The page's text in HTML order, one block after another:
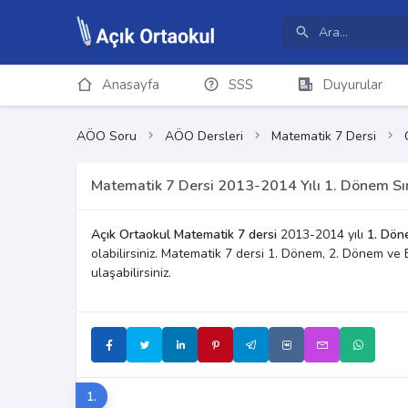
Anasayfa SSS Duyurular
AÖO Soru AÖO Dersleri Matematik 7 Dersi
Matematik 7 Dersi 2013-2014 Yılı 1. Dönem
Açık Ortaokul Matematik 7 dersi 2013-2014 yılı 1.
olabilirsiniz. Matematik 7 dersi 1. Dönem, 2. Dönem ve
ulaşabilirsiniz.
1.